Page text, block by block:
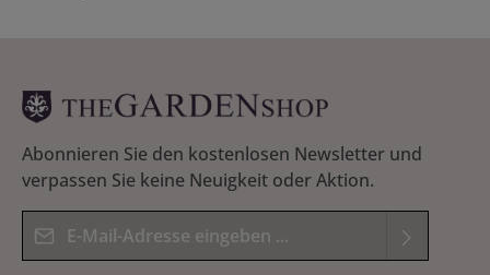
Abonnieren Sie den kostenlosen Newsletter und
verpassen Sie keine Neuigkeit oder Aktion.
E-Mail-Adresse*